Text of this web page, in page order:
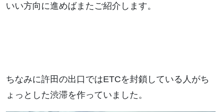
いい方向に進めばまたご紹介します。
ちなみに許田の出口ではETCを封鎖している人がち
ょっとした渋滞を作っていました。